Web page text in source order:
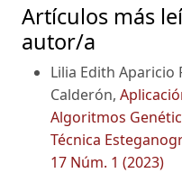
Artículos más
autor/a
Lilia Edith
Calderón,
Algoritmos
Técnica
17 Núm. 1 (2023)